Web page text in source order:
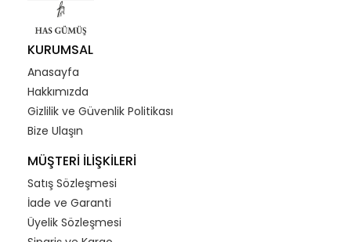
KURUMSAL
Anasayfa
Hakkımızda
Gizlilik ve Güvenlik Politikası
Bize Ulaşın
MÜŞTERİ İLİŞKİLERİ
Satış Sözleşmesi
İade ve Garanti
Üyelik Sözleşmesi